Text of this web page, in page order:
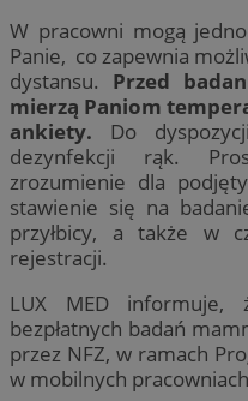
W pracowni mogą
Panie, co zapewnia
dystansu. Przed
mierzą Paniom
ankiety. Do
dezynfekcji rąk.
zrozumienie dla
stawienie się na
przyłbicy, a także w
rejestracji.
LUX MED informuje,
bezpłatnych badań
przez NFZ, w ramach
w mobilnych